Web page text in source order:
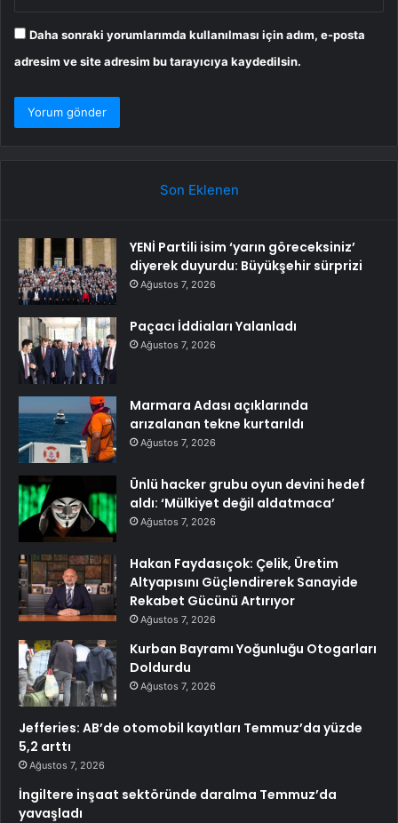
Daha sonraki yorumlarımda kullanılması için adım, e-posta
adresim ve site adresim bu tarayıcıya kaydedilsin.
Son Eklenen
YENİ Partili isim ‘yarın göreceksiniz’
diyerek duyurdu: Büyükşehir sürprizi
Ağustos 7, 2026
Paçacı İddiaları Yalanladı
Ağustos 7, 2026
Marmara Adası açıklarında
arızalanan tekne kurtarıldı
Ağustos 7, 2026
Ünlü hacker grubu oyun devini hedef
aldı: ‘Mülkiyet değil aldatmaca’
Ağustos 7, 2026
Hakan Faydasıçok: Çelik, Üretim
Altyapısını Güçlendirerek Sanayide
Rekabet Gücünü Artırıyor
Ağustos 7, 2026
Kurban Bayramı Yoğunluğu Otogarları
Doldurdu
Ağustos 7, 2026
Jefferies: AB’de otomobil kayıtları Temmuz’da yüzde
5,2 arttı
Ağustos 7, 2026
İngiltere inşaat sektöründe daralma Temmuz’da
yavaşladı